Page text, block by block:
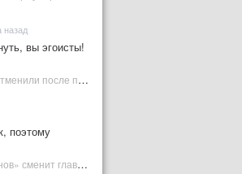
назад
вы эгоисты!
«Спартак: Дом Ашура» отменили после первого сезона | Plugged In Ru
поэтому
Новый спин-офф «Пацанов» сменит главного героя | Plugged In Ru